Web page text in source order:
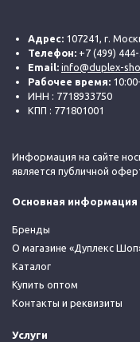
Адрес: 107241, г.
Телефон: +7 (499)
Email: info@duplex-
Рабочее время:
ИНН : 7718933750
КПП : 771801001
Информация на сайте
является публичной
Основная информация
Бренды
О магазине «Дуплекс
Каталог
Купить оптом
Контакты и реквизиты
Услуги